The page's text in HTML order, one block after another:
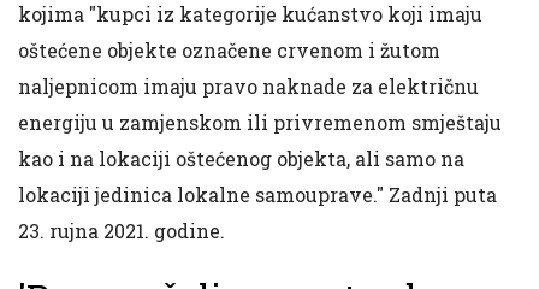
kojima "kupci iz kategorije kućanstvo koji imaju
oštećene objekte označene crvenom i žutom
naljepnicom imaju pravo naknade za električnu
energiju u zamjenskom ili privremenom smještaju
kao i na lokaciji oštećenog objekta, ali samo na
lokaciji jedinica lokalne samouprave." Zadnji puta
23. rujna 2021. godine.